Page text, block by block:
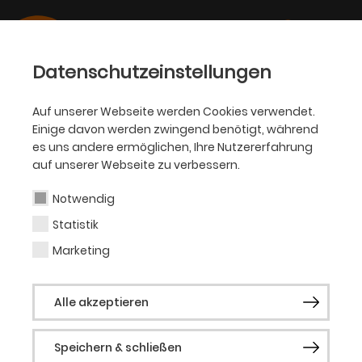
Datenschutzeinstellungen
Auf unserer Webseite werden Cookies verwendet.
Einige davon werden zwingend benötigt, während
es uns andere ermöglichen, Ihre Nutzererfahrung
auf unserer Webseite zu verbessern.
Notwendig
Statistik
Marketing
Alle akzeptieren
Speichern & schließen
OPER
Andreas Bieber
Gast (Musicalgala)
Der Schauspieler und Sänger Andreas
Bieber sammelte in seiner Geburtsstadt
Mainz erste Bühnenerfahrungen: Im
„Unterhaus“ spielte er Hauptrollen in